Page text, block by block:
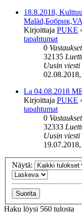
18.8.2018,
Kirjoittaja PUKE
tapahtumat
0 Vastaukset
32135
Uusin viesti
La 04.08.2018
Kirjoittaja PUKE
tapahtumat
0 Vastaukset
32333
Uusin viesti
Näytä:
Haku löysi 560 tulosta